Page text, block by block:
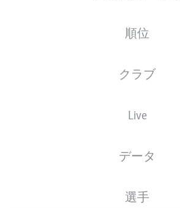
順位
クラブ
Live
データ
選手
15.02.1978